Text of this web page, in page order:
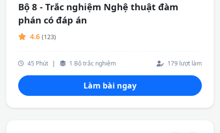
Bộ 8 - Trắc nghiệm Nghệ thuật đàm
phán có đáp án
4.6 (123)
45 Phút | 1 Bộ trắc nghiệm 179 lượt làm
Làm bài ngay